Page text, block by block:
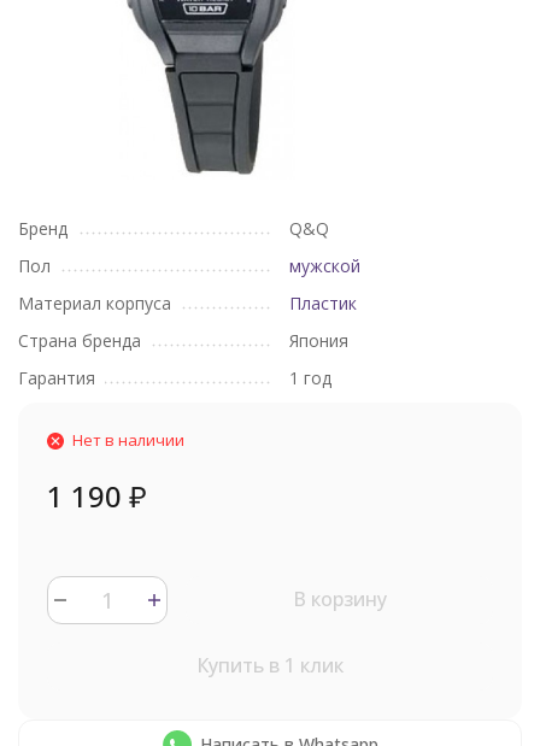
Бренд
Q&Q
Пол
мужской
Материал корпуса
Пластик
Страна бренда
Япония
Гарантия
1 год
Нет в наличии
1 190 ₽
В корзину
Купить в 1 клик